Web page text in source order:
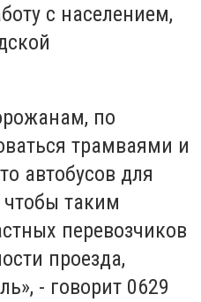
с населением,
по
трамваями и
автобусов для
таким
перевозчиков
проезда,
- говорит 0629